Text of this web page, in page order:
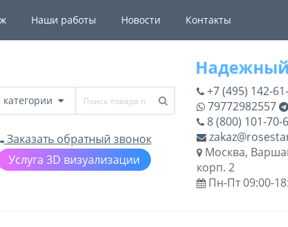
Наши работы Новости Контакты
категории
Заказать обратный звонок
Услуга 3D визуализации
+7 (495) 142-
79772982557
8 (800) 101-70-
Москва,
корп. 2
Пн-Пт 09:00-